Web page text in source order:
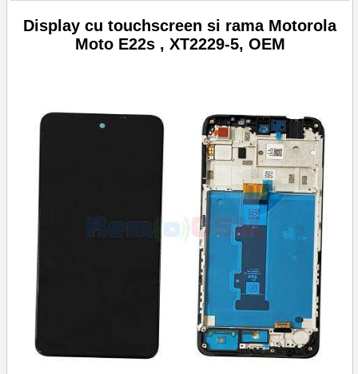
Display cu touchscreen si rama Motorola
Moto E22s , XT2229-5, OEM